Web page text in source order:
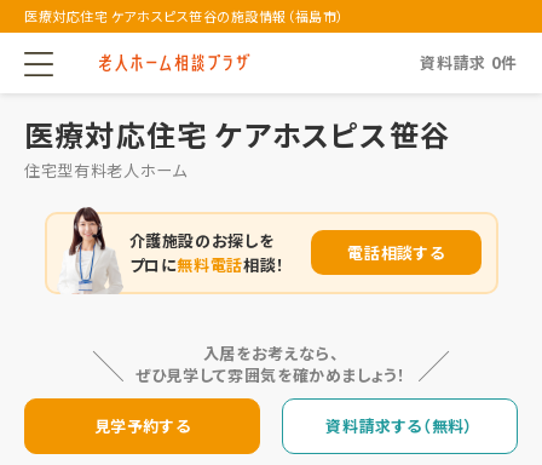
医療対応住宅 ケアホスピス笹谷の施設情報（福島市）
資料請求 0件
医療対応住宅 ケアホスピス笹谷
住宅型有料老人ホーム
介護施設のお探しを
プロに無料電話相談！
電話相談する
入居をお考えなら、
ぜひ見学して雰囲気を確かめましょう！
見学予約する 資料請求する（無料）